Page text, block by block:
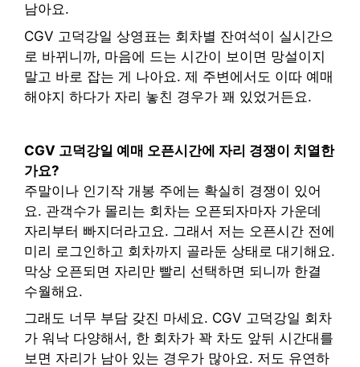
남아요.
CGV 고덕강일 상영표는 회차별 잔여석이 실시간으
로 바뀌니까, 마음에 드는 시간이 보이면 망설이지
말고 바로 잡는 게 나아요. 제 주변에서도 이따 예매
해야지 하다가 자리 놓친 경우가 꽤 있었거든요.
CGV 고덕강일 예매 오픈시간에 자리 경쟁이 치열한
가요?
주말이나 인기작 개봉 주에는 확실히 경쟁이 있어
요. 관객수가 몰리는 회차는 오픈되자마자 가운데
자리부터 빠지더라고요. 그래서 저는 오픈시간 전에
미리 로그인하고 회차까지 골라둔 상태로 대기해요.
막상 오픈되면 자리만 빨리 선택하면 되니까 한결
수월해요.
그래도 너무 부담 갖진 마세요. CGV 고덕강일 회차
가 워낙 다양해서, 한 회차가 꽉 차도 앞뒤 시간대를
보면 자리가 남아 있는 경우가 많아요. 저도 유연하